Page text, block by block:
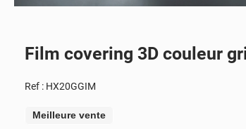
Film covering 3D couleur
Ref : HX20GGIM
Meilleure vente